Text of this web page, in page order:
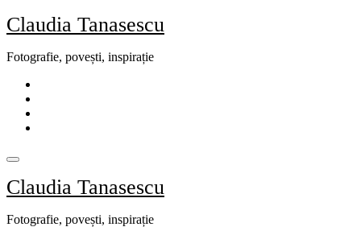
Skip
to
Claudia Tanasescu
Fotografie, povești, inspirație
Claudia Tanasescu
Fotografie, povești, inspirație